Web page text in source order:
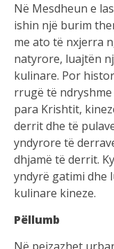
Në Mesdheun e
ishin një burim
me ato të nxjerra
natyrore, luajtën
kulinare. Por
rrugë të
para Krishtit,
derrit dhe të
yndyrore të
dhjamë të derrit.
yndyrë gatimi
kulinare kineze.
Pëllumb